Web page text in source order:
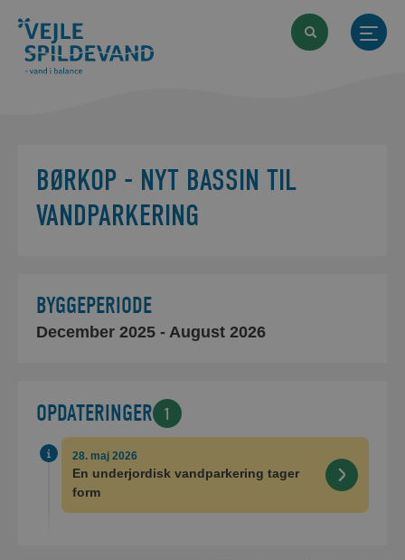
BØRKOP - NYT BASSIN TIL
VANDPARKERING
BYGGEPERIODE
December 2025 - August 2026
OPDATERINGER 1
28. maj 2026
En underjordisk vandparkering tager
form